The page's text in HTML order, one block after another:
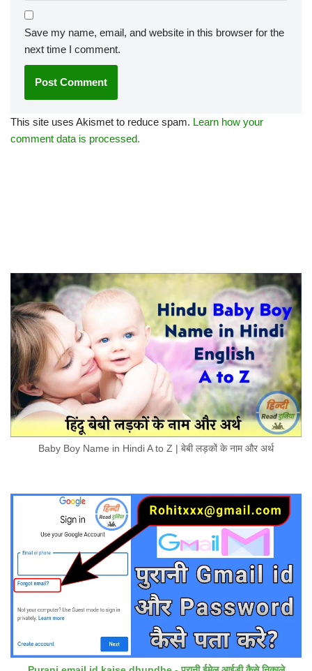
Save my name, email, and website in this browser for the
next time I comment.
This site uses Akismet to reduce spam. Learn how your
comment data is processed.
Baby Boy Name in Hindi A to Z | बेबी लड़कों के नाम और अर्थ